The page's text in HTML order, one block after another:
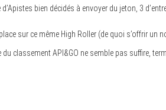
bien décidés à envoyer du jeton, 3
sur ce même High Roller (de quoi s’offrir un
du classement API&GO ne semble pas suffire,